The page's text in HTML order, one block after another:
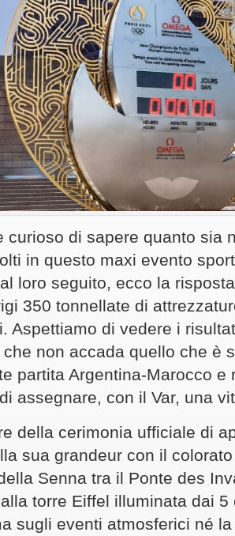
curioso di sapere quanto sia
in questo maxi evento
loro seguito, ecco la
350 tonnellate di
Aspettiamo di vedere i
non accada quello che è
partita Argentina-Marocco e
assegnare, con il Var, una
della cerimonia ufficiale di
sua grandeur con il
Senna tra il Ponte des
torre Eiffel illuminata dai
sugli eventi atmosferici né